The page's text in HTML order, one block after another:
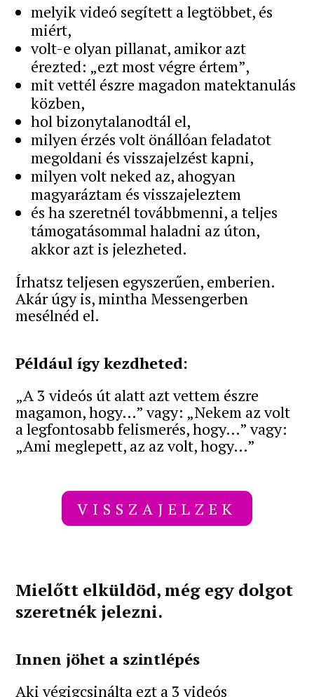
melyik videó segített a legtöbbet, és
miért,
volt-e olyan pillanat, amikor azt
érezted: „ezt most végre értem”,
mit vettél észre magadon matektanulás
közben,
hol bizonytalanodtál el,
milyen érzés volt önállóan feladatot
megoldani és visszajelzést kapni,
milyen volt neked az, ahogyan
magyaráztam és visszajeleztem
és ha szeretnél továbbmenni, a teljes
támogatásommal haladni az úton,
akkor azt is jelezheted.
Írhatsz teljesen egyszerűen, emberien.
Akár úgy is, mintha Messengerben
mesélnéd el.
Például így kezdheted:
„A 3 videós út alatt azt vettem észre
magamon, hogy…” vagy: „Nekem az volt
a legfontosabb felismerés, hogy…” vagy:
„Ami meglepett, az az volt, hogy…”
VISSZAJELZEK
Mielőtt elküldöd, még egy dolgot
szeretnék jelezni.
Innen jöhet a szintlépés
Aki végigcsinálta ezt a 3 videós